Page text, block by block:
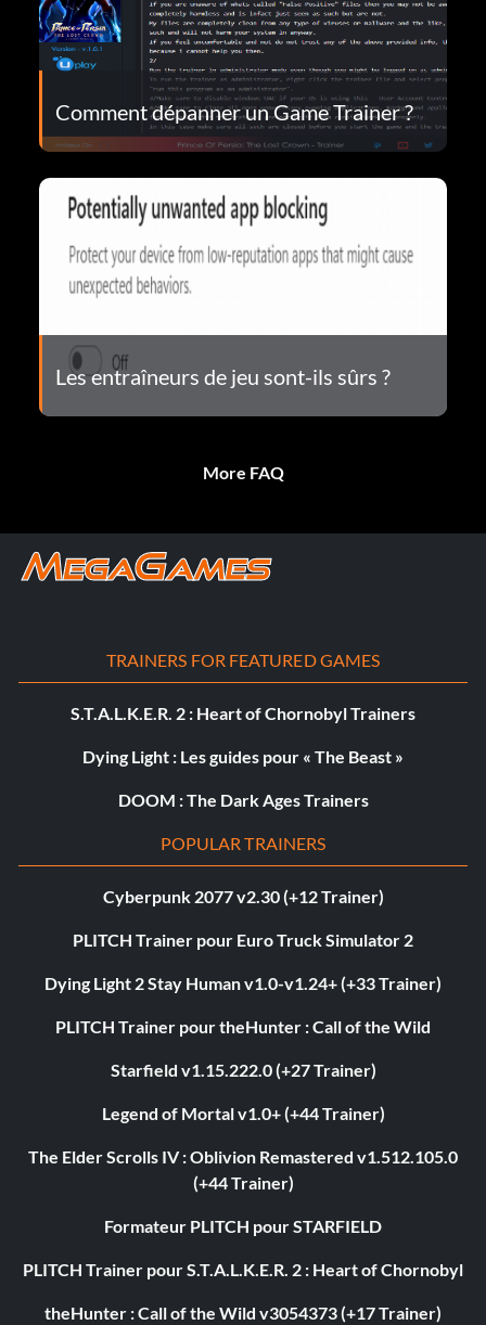
Comment dépanner un Game Trainer ?
Les entraîneurs de jeu sont-ils sûrs ?
More FAQ
TRAINERS FOR FEATURED GAMES
S.T.A.L.K.E.R. 2 : Heart of Chornobyl Trainers
Dying Light : Les guides pour « The Beast »
DOOM : The Dark Ages Trainers
POPULAR TRAINERS
Cyberpunk 2077 v2.30 (+12 Trainer)
PLITCH Trainer pour Euro Truck Simulator 2
Dying Light 2 Stay Human v1.0-v1.24+ (+33 Trainer)
PLITCH Trainer pour theHunter : Call of the Wild
Starfield v1.15.222.0 (+27 Trainer)
Legend of Mortal v1.0+ (+44 Trainer)
The Elder Scrolls IV : Oblivion Remastered v1.512.105.0
(+44 Trainer)
Formateur PLITCH pour STARFIELD
PLITCH Trainer pour S.T.A.L.K.E.R. 2 : Heart of Chornobyl
theHunter : Call of the Wild v3054373 (+17 Trainer)